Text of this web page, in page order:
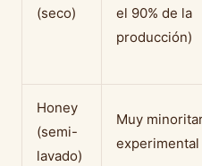
(seco)
el 90% de la
producción)
Honey
(semi-
lavado)
Muy
experimental